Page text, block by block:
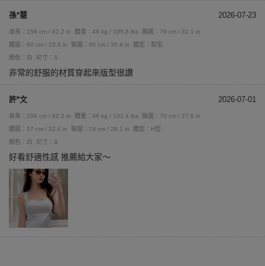
孫*慧 2026-07-23
身高：158 cm / 62.2 in 體重：48 kg / 105.8 lbs
胸圍：79 cm / 31.1 in
腰圍：60 cm / 23.6 in
臀圍：90 cm / 35.4 in
體型：梨型
顏色：白
尺寸：S
非常的舒服的材質穿起來版型很讚
許*文 2026-07-01
身高：158 cm / 62.2 in 體重：46 kg / 101.4 lbs
胸圍：70 cm / 27.6 in
腰圍：57 cm / 22.4 in
臀圍：74 cm / 29.1 in
體型：H型
顏色：白
尺寸：S
好看舒適性感 推薦給大家～